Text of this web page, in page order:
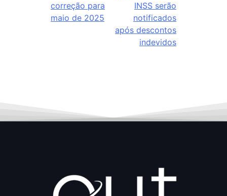
correção para
maio de 2025
INSS serão
notificados
após descontos
indevidos